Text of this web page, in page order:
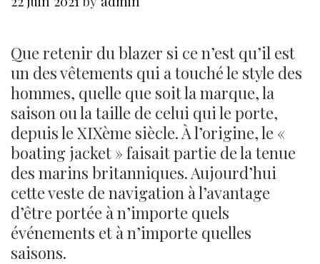
Que retenir du blazer si ce n’est qu’il est
un des vêtements qui a touché le style des
hommes, quelle que soit la marque, la
saison ou la taille de celui qui le porte,
depuis le XIXème siècle. À l’origine, le «
boating jacket » faisait partie de la tenue
des marins britanniques. Aujourd’hui
cette veste de navigation à l’avantage
d’être portée à n’importe quels
événements et à n’importe quelles
saisons.